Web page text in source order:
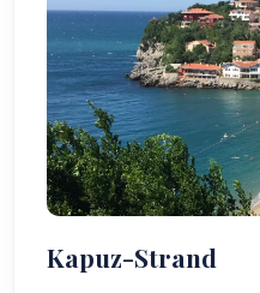
Kapuz-Strand